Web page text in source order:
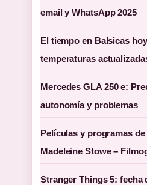
email y WhatsApp 2025
El tiempo en Balsicas
temperaturas
Mercedes GLA 250 e:
autonomía y problemas
Películas y programas de
Madeleine Stowe –
Stranger Things 5: fecha